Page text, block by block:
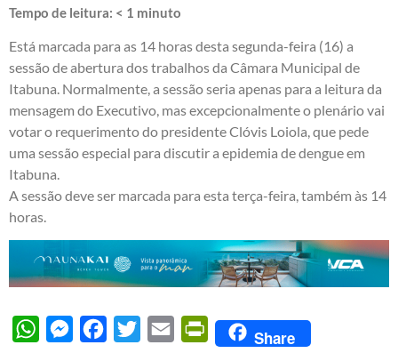
Tempo de leitura: < 1 minuto
Está marcada para as 14 horas desta segunda-feira (16) a
sessão de abertura dos trabalhos da Câmara Municipal de
Itabuna. Normalmente, a sessão seria apenas para a leitura da
mensagem do Executivo, mas excepcionalmente o plenário vai
votar o requerimento do presidente Clóvis Loiola, que pede
uma sessão especial para discutir a epidemia de dengue em
Itabuna.
A sessão deve ser marcada para esta terça-feira, também às 14
horas.
WhatsAppMessengerFacebook
Twitter Email PrintFriendly
Share